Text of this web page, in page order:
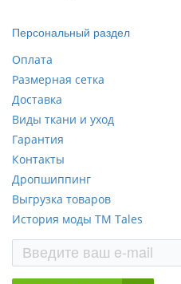
Персональный раздел
Оплата
Размерная сетка
Доставка
Виды ткани и уход
Гарантия
Контакты
Дропшиппинг
Выгрузка товаров
История моды ТМ Tales